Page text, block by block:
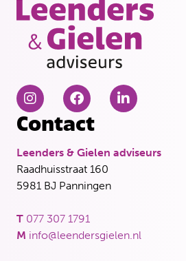
Contact
Leenders & Gielen adviseurs
Raadhuisstraat 160
5981 BJ Panningen
T 077 307 1791
M info@leendersgielen.nl